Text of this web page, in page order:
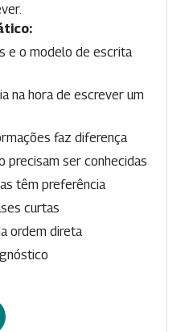
e o modelo de escrita
na hora de escrever um
faz diferença
precisam ser conhecidas
têm preferência
curtas
ordem direta